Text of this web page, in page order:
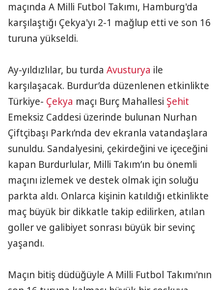
maçında A Milli Futbol Takımı, Hamburg'da
karşılaştığı Çekya'yı 2-1 mağlup etti ve son 16
turuna yükseldi.
Ay-yıldızlılar, bu turda Avusturya ile
karşılaşacak. Burdur’da düzenlenen etkinlikte
Türkiye- Çekya maçı Burç Mahallesi Şehit
Emeksiz Caddesi üzerinde bulunan Nurhan
Çiftçibaşı Parkı’nda dev ekranla vatandaşlara
sunuldu. Sandalyesini, çekirdeğini ve içeceğini
kapan Burdurlular, Milli Takım’ın bu önemli
maçını izlemek ve destek olmak için soluğu
parkta aldı. Onlarca kişinin katıldığı etkinlikte
maç büyük bir dikkatle takip edilirken, atılan
goller ve galibiyet sonrası büyük bir sevinç
yaşandı.
Maçın bitiş düdüğüyle A Milli Futbol Takımı'nın